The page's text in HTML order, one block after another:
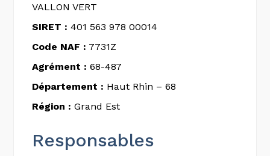
VALLON VERT
SIRET : 401 563 978 00014
Code NAF : 7731Z
Agrément : 68-487
Département : Haut Rhin – 68
Région : Grand Est
Responsables